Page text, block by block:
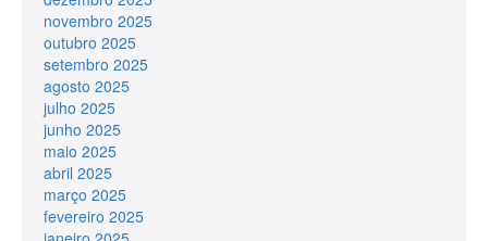
novembro 2025
outubro 2025
setembro 2025
agosto 2025
julho 2025
junho 2025
maio 2025
abril 2025
março 2025
fevereiro 2025